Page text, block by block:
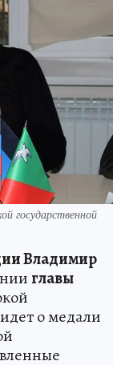
государственной
Владимир
главы
о медали